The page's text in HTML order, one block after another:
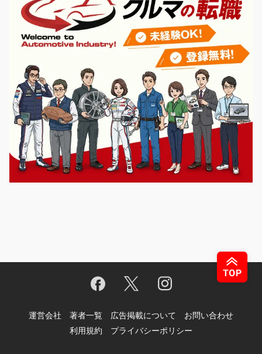
運営会社 著者一覧 広告掲載について
お問い合わせ
利用規約
プライバシーポリシー